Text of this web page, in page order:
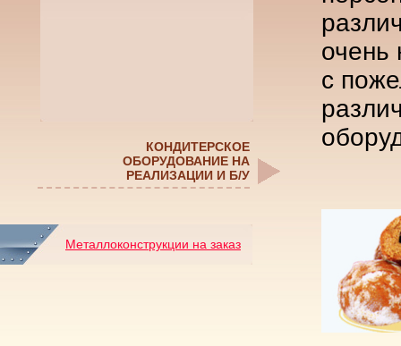
КОНДИТЕРСКОЕ
ОБОРУДОВАНИЕ НА
РЕАЛИЗАЦИИ И Б/У
Металлоконструкции на заказ
с